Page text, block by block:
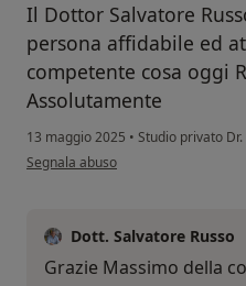
Il Dottor Salvatore
persona affidabile ed
competente cosa oggi
Assolutamente
13 maggio 2025 • Studio privato Dr.
secondo l'opinione dell'utente
Segnala abuso
Dott. Salvatore Russo
Grazie Massimo della